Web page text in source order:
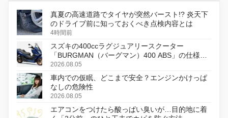
真夏の高速道路でタイヤが突然バースト!? 炎天下
のドライブ前に知っておくべき点検内容とは
4時間前
スズキの400ccラグジュアリースクーター
「BURGMAN（バーグマン）400 ABS」の仕様を
変更し、8月18日に発売
2026.08.05
車内での仮眠、どこまで安全？エンジンかけっぱ
なしの危険性
2026.08.05
エアコンをつけたら酸っぱい臭いが…目的地に着